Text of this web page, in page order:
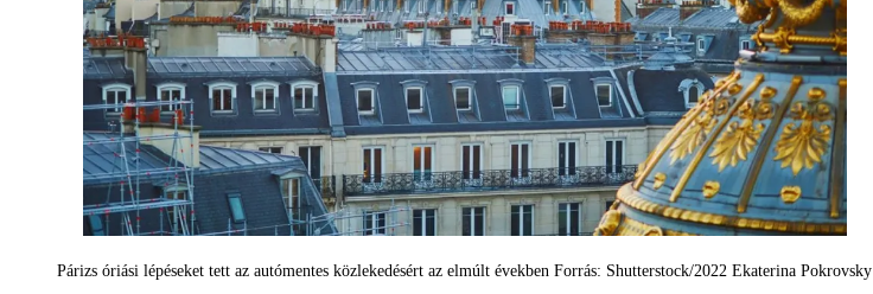
Párizs óriási lépéseket tett az autómentes közlekedésért az elmúlt években Forrás: Shutterstock/2022 Ekaterina Pokrovsky